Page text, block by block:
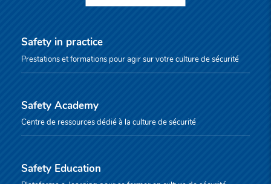
Safety in practice
Prestations et formations pour agir sur votre culture de sécurité
Safety Academy
Centre de ressources dédié à la culture de sécurité
Safety Education